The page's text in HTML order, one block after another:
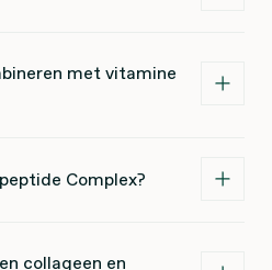
met vitamine
Complex?
collageen en